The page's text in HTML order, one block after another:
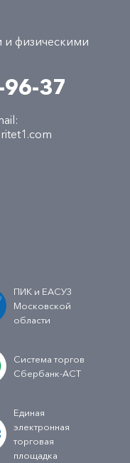
и физическими
37
ПИК и ЕАСУЗ
Московской
области
Система торгов
Сбербанк-АСТ
Единая
электронная
торговая
площадка